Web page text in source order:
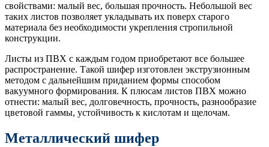
свойствами: малый вес, большая прочность. Небольшой вес
таких листов позволяет укладывать их поверх старого
материала без необходимости укрепления стропильной
конструкции.
Листы из ПВХ с каждым годом приобретают все большее
распространение. Такой шифер изготовлен экструзионным
методом с дальнейшим приданием формы способом
вакуумного формирования. К плюсам листов ПВХ можно
отнести: малый вес, долговечность, прочность, разнообразие
цветовой гаммы, устойчивость к кислотам и щелочам.
Металлический шифер